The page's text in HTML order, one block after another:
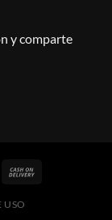
y comparte
USO